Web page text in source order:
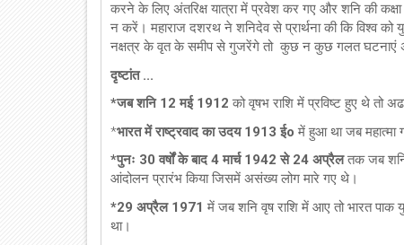
करने के लिए अंतरिक्ष यात्रा में प्रवेश कर गए और शनि की
न करें। महाराज दशरथ ने शनिदेव से प्रार्थना की कि विश्व को
नक्षत्र के वृत के समीप से गुजरेंगे तो कुछ न कुछ गलत घटनाएं
दृष्टांत ...
*जब शनि 12 मई 1912 को वृषभ राशि में प्रविष्ट हुए थे तो
*भारत में राष्ट्रवाद का उदय 1913 ईo में हुआ था जब महात्मा
*पुनः 30 वर्षों के बाद 4 मार्च 1942 से 24 अप्रैलतक जब शनि
आंदोलन प्रारंभ किया जिसमें असंख्य लोग मारे गए थे।
*29 अप्रैल 1971 में जब शनि वृष राशि में आए तो भारत पाक
था।